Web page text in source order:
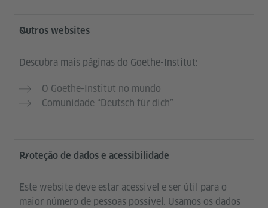
Outros websites
Descubra mais páginas do Goethe-Institut:
O Goethe-Institut no mundo
Comunidade “Deutsch für dich”
Proteção de dados e acessibilidade
Este website deve estar acessível e ser útil para o
maior número de pessoas possível. Usamos os dados